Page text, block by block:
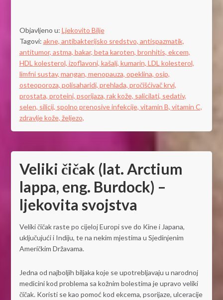
Objavljeno u: Ljekovito Bilje
Tagovi: akne, antibakterijsko sredstvo, antispazmatik,
antitumor, astma, bakar, beta karoten, bronhitis, ekcem,
HDL kolesterol, izoflavoni, kašalj, kumarin, LDL kolesterol,
limfni sustav, mangan, menopauza, opeklina, osip,
osteoporoza, polisaharidi, prehlada, pročišćivač krvi,
prostata, proteini, psorijaza, rak kože, salicilati, sedativ,
selen, silicij, spolno prenosive infekcije, vitamin B, vitamin C,
zdravlje kože, željezo,
Veliki čičak (lat. Arctium
lappa, eng. Burdock) –
ljekovita svojstva
Veliki čičak raste po cijeloj Europi sve do Kine i Japana,
uključujući i Indiju, te na nekim mjestima u Sjedinjenim
Američkim Državama.
Jedna od najboljih biljaka koje se upotrebljavaju u narodnoj
medicini kod problema sa kožnim bolestima je upravo veliki
čičak. Koristi se kao pomoć kod ekcema, psorijaze, ulceracije